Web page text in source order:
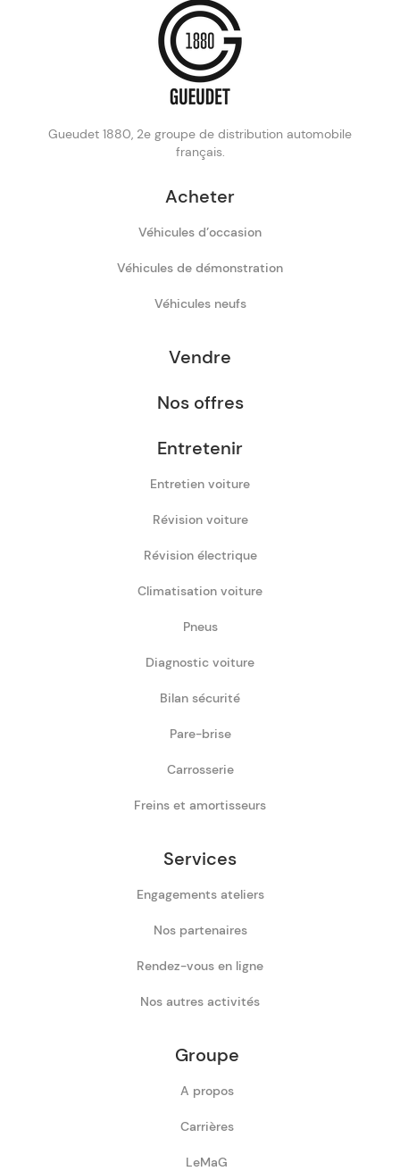
Gueudet 1880, 2e groupe de distribution automobile
français.
Acheter
Véhicules d’occasion
Véhicules de démonstration
Véhicules neufs
Vendre
Nos offres
Entretenir
Entretien voiture
Révision voiture
Révision électrique
Climatisation voiture
Pneus
Diagnostic voiture
Bilan sécurité
Pare-brise
Carrosserie
Freins et amortisseurs
Services
Engagements ateliers
Nos partenaires
Rendez-vous en ligne
Nos autres activités
Groupe
A propos
Carrières
LeMaG